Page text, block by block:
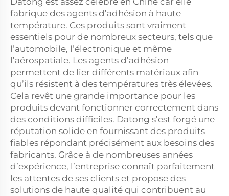
fabrique des agents d’adhésion à haute
température. Ces produits sont vraiment
essentiels pour de nombreux secteurs, tels que
l’automobile, l’électronique et même
l’aérospatiale. Les agents d’adhésion
permettent de lier différents matériaux afin
qu’ils résistent à des températures très élevées.
Cela revêt une grande importance pour les
produits devant fonctionner correctement dans
des conditions difficiles. Datong s’est forgé une
réputation solide en fournissant des produits
fiables répondant précisément aux besoins des
fabricants. Grâce à de nombreuses années
d’expérience, l’entreprise connaît parfaitement
les attentes de ses clients et propose des
solutions de haute qualité qui contribuent au